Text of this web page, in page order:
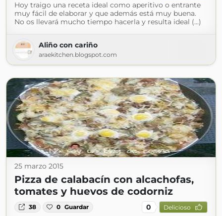
Hoy traigo una receta ideal como aperitivo o entrante
muy fácil de elaborar y que además está muy buena.
No os llevará mucho tiempo hacerla y resulta ideal (...)
Aliño con cariño
araekitchen.blogspot.com
25 marzo 2015
Pizza de calabacín con alcachofas,
tomates y huevos de codorniz
38 0 Guardar 0 Delicioso